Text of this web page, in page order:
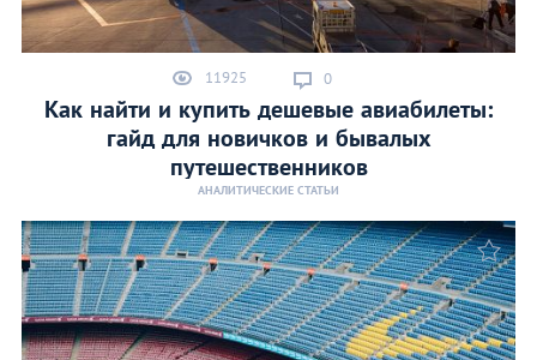
11925 0
Как найти и купить дешевые авиабилеты:
гайд для новичков и бывалых
путешественников
АНАЛИТИЧЕСКИЕ СТАТЬИ